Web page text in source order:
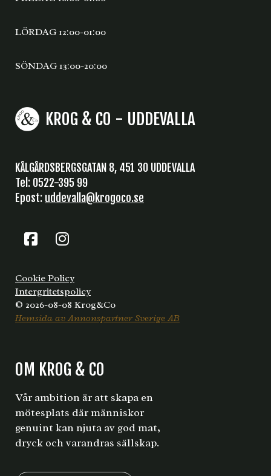
LÖRDAG 12:00-01:00
SÖNDAG 13:00-20:00
KROG & CO - UDDEVALLA
KÅLGÅRDSBERGSGATAN 8, 451 30 UDDEVALLA
Tel: 0522-395 99
Epost: uddevalla@krogoco.se
Cookie Policy
Intergritetspolicy
© 2026-08-08 Krog&Co
Hemsida av Annonspartner Sverige AB
OM KROG & CO
Vår ambition är att skapa en
mötesplats där människor
genuint kan njuta av god mat,
dryck och varandras sällskap.